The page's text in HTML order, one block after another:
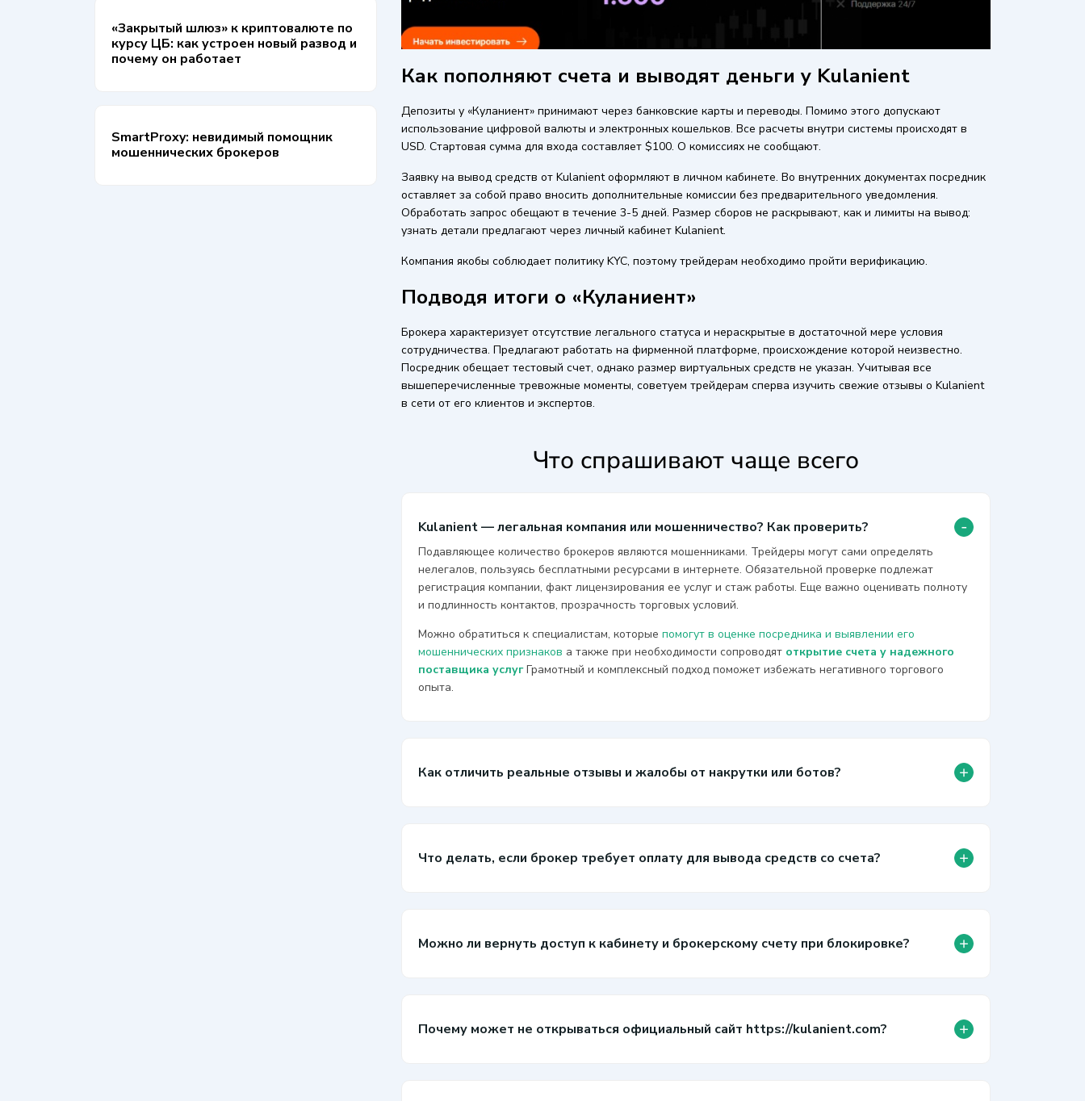
«Закрытый шлюз» к криптовалюте по
курсу ЦБ: как устроен новый развод и
почему он работает
SmartProxy: невидимый помощник
мошеннических брокеров
Как пополняют счета и выводят деньги у Kulanient
Депозиты у «Куланиент» принимают через банковские карты и переводы. Помимо этого допускают
использование цифровой валюты и электронных кошельков. Все расчеты внутри системы происходят в
USD. Стартовая сумма для входа составляет $100. О комиссиях не сообщают.
Заявку на вывод средств от Kulanient оформляют в личном кабинете. Во внутренних документах посредник
оставляет за собой право вносить дополнительные комиссии без предварительного уведомления.
Обработать запрос обещают в течение 3-5 дней. Размер сборов не раскрывают, как и лимиты на вывод:
узнать детали предлагают через личный кабинет Kulanient.
Компания якобы соблюдает политику KYC, поэтому трейдерам необходимо пройти верификацию.
Подводя итоги о «Куланиент»
Брокера характеризует отсутствие легального статуса и нераскрытые в достаточной мере условия
сотрудничества. Предлагают работать на фирменной платформе, происхождение которой неизвестно.
Посредник обещает тестовый счет, однако размер виртуальных средств не указан. Учитывая все
вышеперечисленные тревожные моменты, советуем трейдерам сперва изучить свежие отзывы о Kulanient
в сети от его клиентов и экспертов.
Что спрашивают чаще всего
Kulanient — легальная компания или мошенничество? Как проверить? -
Подавляющее количество брокеров являются мошенниками. Трейдеры могут сами определять
нелегалов, пользуясь бесплатными ресурсами в интернете. Обязательной проверке подлежат
регистрация компании, факт лицензирования ее услуг и стаж работы. Еще важно оценивать полноту
и подлинность контактов, прозрачность торговых условий.
Можно обратиться к специалистам, которые помогут в оценке посредника и выявлении его
мошеннических признаков а также при необходимости сопроводят открытие счета у надежного
поставщика услугГрамотный и комплексный подход поможет избежать негативного торгового
опыта.
Как отличить реальные отзывы и жалобы от накрутки или ботов? +
Что делать, если брокер требует оплату для вывода средств со счета? +
Можно ли вернуть доступ к кабинету и брокерскому счету при блокировке? +
Почему может не открываться официальный сайт https://kulanient.com? +